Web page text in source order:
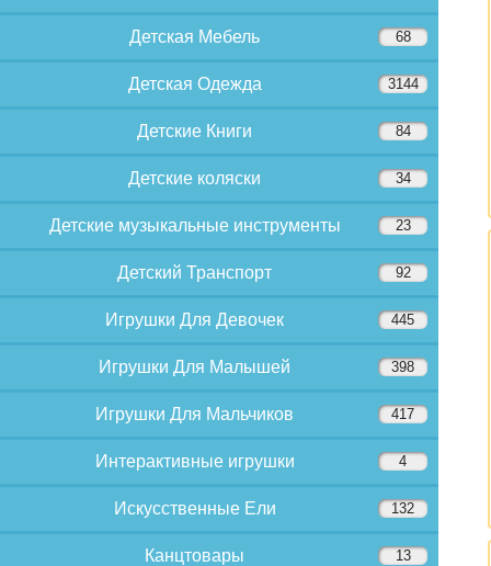
Детская Мебель 68
Детская Одежда 3144
Детские Книги 84
Детские коляски 34
Детские музыкальные инструменты 23
Детский Транспорт 92
Игрушки Для Девочек 445
Игрушки Для Малышей 398
Игрушки Для Мальчиков 417
Интерактивные игрушки 4
Искусственные Ели 132
Канцтовары 13